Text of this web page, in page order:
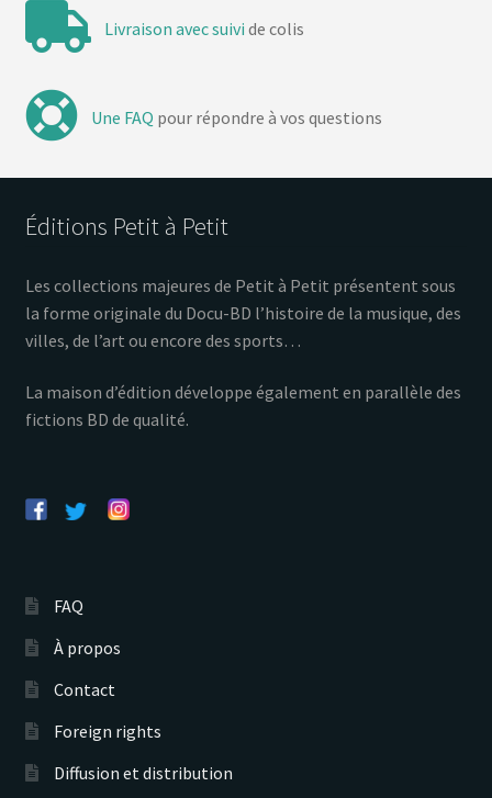
Livraison avec suivi de colis
Une FAQ pour répondre à vos questions
Éditions Petit à Petit
Les collections majeures de Petit à Petit présentent sous
la forme originale du Docu-BD l’histoire de la musique, des
villes, de l’art ou encore des sports…
La maison d’édition développe également en parallèle des
fictions BD de qualité.
FAQ
À propos
Contact
Foreign rights
Diffusion et distribution